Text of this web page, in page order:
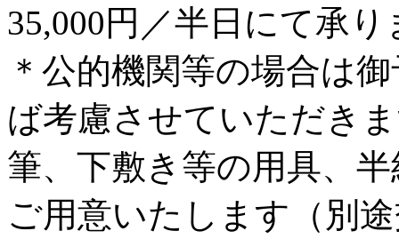
35,000円／半日にて承り
＊公的機関等の場合は
ば考慮させていただき
筆、下敷き等の用具、
ご用意いたします（別